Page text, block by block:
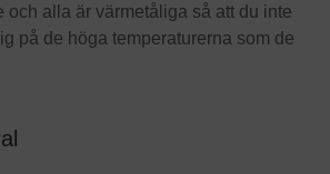
och alla är värmetåliga så att du inte
på de höga temperaturerna som de